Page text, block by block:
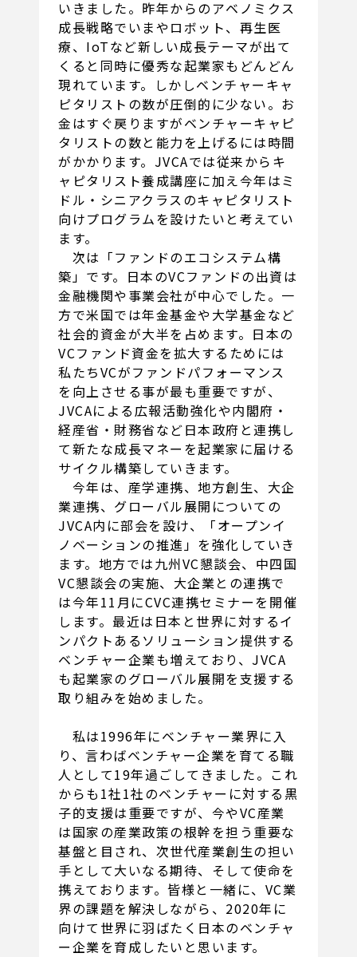
いきました。昨年からのアベノミクス
成長戦略でいまやロボット、再生医
療、IoTなど新しい成長テーマが出て
くると同時に優秀な起業家もどんどん
現れています。しかしベンチャーキャ
ピタリストの数が圧倒的に少ない。お
金はすぐ戻りますがベンチャーキャピ
タリストの数と能力を上げるには時間
がかかります。JVCAでは従来からキ
ャピタリスト養成講座に加え今年はミ
ドル・シニアクラスのキャピタリスト
向けプログラムを設けたいと考えてい
ます。
次は「ファンドのエコシステム構
築」です。日本のVCファンドの出資は
金融機関や事業会社が中心でした。一
方で米国では年金基金や大学基金など
社会的資金が大半を占めます。日本の
VCファンド資金を拡大するためには
私たちVCがファンドパフォーマンス
を向上させる事が最も重要ですが、
JVCAによる広報活動強化や内閣府・
経産省・財務省など日本政府と連携し
て新たな成長マネーを起業家に届ける
サイクル構築していきます。
今年は、産学連携、地方創生、大企
業連携、グローバル展開についての
JVCA内に部会を設け、「オープンイ
ノベーションの推進」を強化していき
ます。地方では九州VC懇談会、中四国
VC懇談会の実施、大企業との連携で
は今年11月にCVC連携セミナーを開催
します。最近は日本と世界に対するイ
ンパクトあるソリューション提供する
ベンチャー企業も増えており、JVCA
も起業家のグローバル展開を支援する
取り組みを始めました。
私は1996年にベンチャー業界に入
り、言わばベンチャー企業を育てる職
人として19年過ごしてきました。これ
からも1社1社のベンチャーに対する黒
子的支援は重要ですが、今やVC産業
は国家の産業政策の根幹を担う重要な
基盤と目され、次世代産業創生の担い
手として大いなる期待、そして使命を
携えております。皆様と一緒に、VC業
界の課題を解決しながら、2020年に
向けて世界に羽ばたく日本のベンチャ
ー企業を育成したいと思います。